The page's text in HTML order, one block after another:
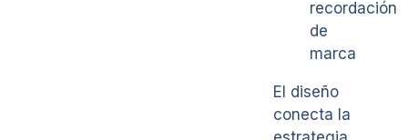
recordación
de
marca
El diseño
conecta la